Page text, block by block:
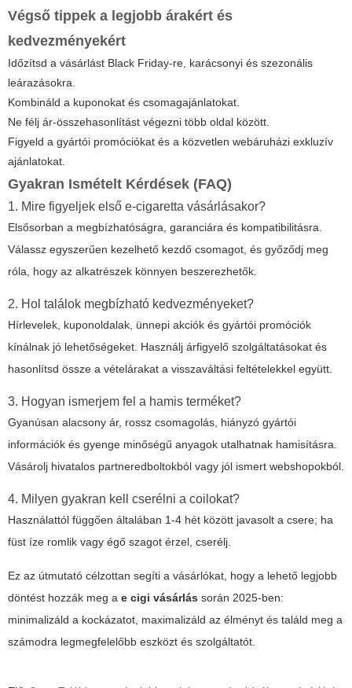
Végső tippek a legjobb árakért és
kedvezményekért
Időzítsd a vásárlást Black Friday-re, karácsonyi és szezonális
leárazásokra.
Kombináld a kuponokat és csomagajánlatokat.
Ne félj ár-összehasonlítást végezni több oldal között.
Figyeld a gyártói promóciókat és a közvetlen webáruházi exkluzív
ajánlatokat.
Gyakran Ismételt Kérdések (FAQ)
1. Mire figyeljek első e-cigaretta vásárlásakor?
Elsősorban a megbízhatóságra, garanciára és kompatibilitásra.
Válassz egyszerűen kezelhető kezdő csomagot, és győződj meg
róla, hogy az alkatrészek könnyen beszerezhetők.
2. Hol találok megbízható kedvezményeket?
Hírlevelek, kuponoldalak, ünnepi akciók és gyártói promóciók
kínálnak jó lehetőségeket. Használj árfigyelő szolgáltatásokat és
hasonlítsd össze a vételárakat a visszaváltási feltételekkel együtt.
3. Hogyan ismerjem fel a hamis terméket?
Gyanúsan alacsony ár, rossz csomagolás, hiányzó gyártói
információk és gyenge minőségű anyagok utalhatnak hamisításra.
Vásárolj hivatalos partneredboltokból vagy jól ismert webshopokból.
4. Milyen gyakran kell cserélni a coilokat?
Használattól függően általában 1-4 hét között javasolt a csere; ha
füst íze romlik vagy égő szagot érzel, cserélj.
Ez az útmutató célzottan segíti a vásárlókat, hogy a lehető legjobb
döntést hozzák meg a e cigi vásárlás során 2025-ben:
minimalizáld a kockázatot, maximalizáld az élményt és találd meg a
számodra legmegfelelőbb eszközt és szolgáltatót.